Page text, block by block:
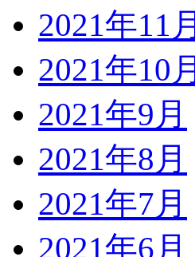
2021年11月
2021年10月
2021年9月
2021年8月
2021年7月
2021年6月